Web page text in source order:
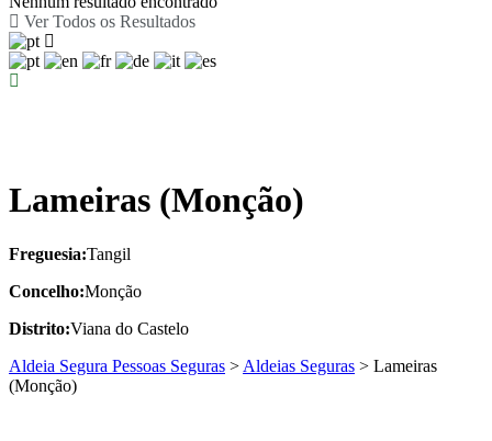
Ver Todos os Resultados
Lameiras (Monção)
Freguesia:Tangil
Concelho:Monção
Distrito:Viana do Castelo
Aldeia Segura Pessoas Seguras > Aldeias Seguras > Lameiras
(Monção)